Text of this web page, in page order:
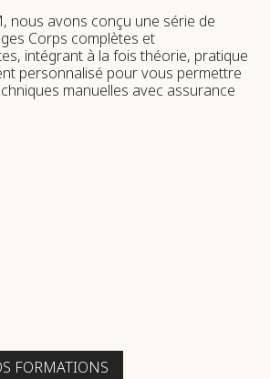
nous avons conçu une série de
Corps complètes et
intégrant à la fois théorie, pratique
personnalisé pour vous permettre
manuelles avec assurance
FORMATIONS